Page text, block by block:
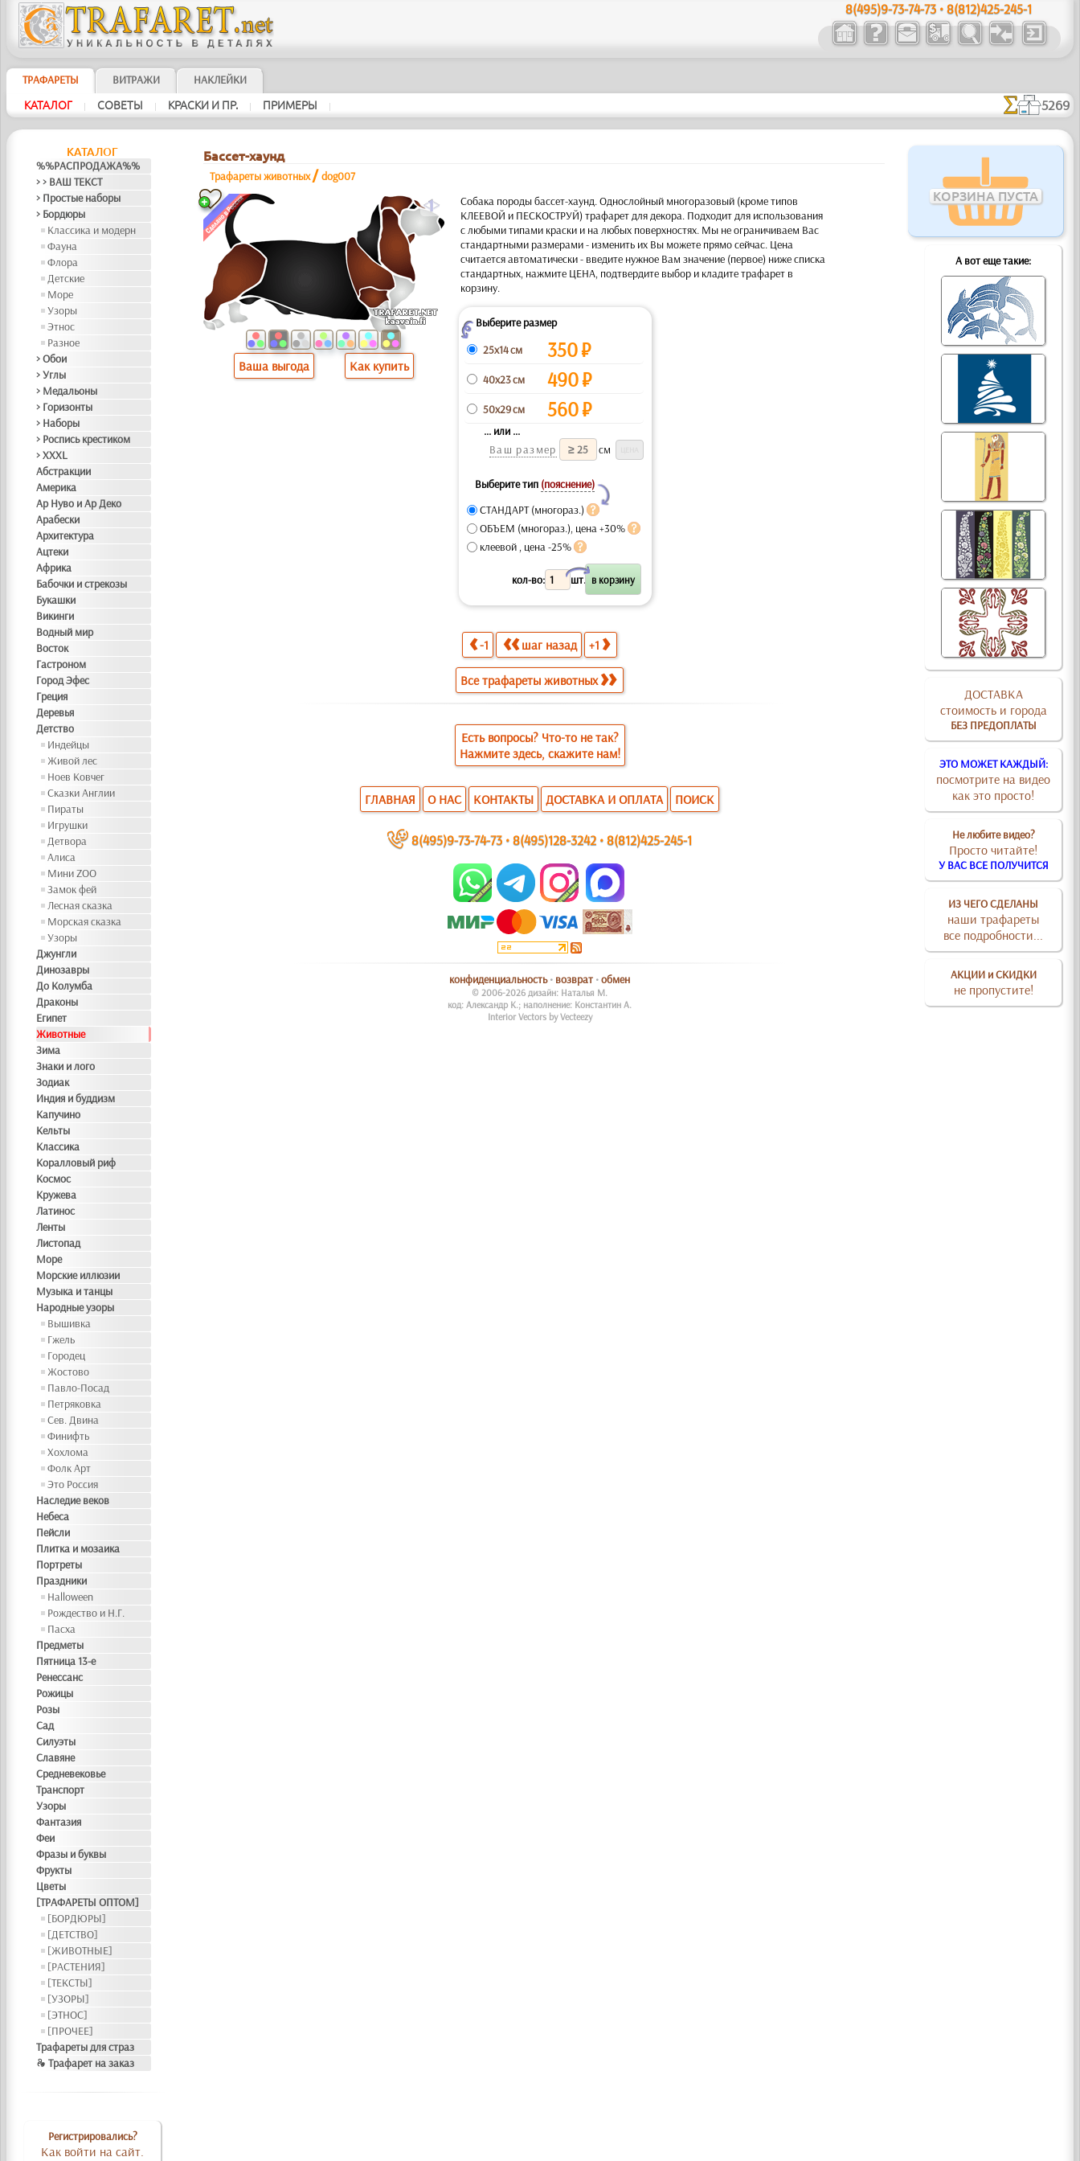
8(495)9-73-74-73 • 8(812)425-245-1
ТРАФАРЕТЫ ВИТРАЖИ НАКЛЕЙКИ
КАТАЛОГ | СОВЕТЫ | КРАСКИ И ПР. | ПРИМЕРЫ | 5269
КАТАЛОГ
%%РАСПРОДАЖА%%
> > ВАШ ТЕКСТ
> Простые наборы
> Бордюры
Классика и модерн
Фауна
Флора
Детские
Море
Узоры
Этнос
Разное
> Обои
> Углы
> Медальоны
> Горизонты
> Наборы
> Роспись крестиком
> XXXL
Абстракции
Америка
Ар Нуво и Ар Деко
Арабески
Архитектура
Ацтеки
Африка
Бабочки и стрекозы
Букашки
Викинги
Водный мир
Восток
Гастроном
Город Эфес
Греция
Деревья
Детство
Индейцы
Живой лес
Ноев Ковчег
Сказки Англии
Пираты
Игрушки
Детвора
Алиса
Мини ZOO
Замок фей
Лесная сказка
Морская сказка
Узоры
Джунгли
Динозавры
До Колумба
Драконы
Египет
Животные
Зима
Знаки и лого
Зодиак
Индия и буддизм
Капучино
Кельты
Классика
Коралловый риф
Космос
Кружева
Латинос
Ленты
Листопад
Море
Морские иллюзии
Музыка и танцы
Народные узоры
Вышивка
Гжель
Городец
Жостово
Павло-Посад
Петряковка
Сев. Двина
Финифть
Хохлома
Фолк Арт
Это Россия
Наследие веков
Небеса
Пейсли
Плитка и мозаика
Портреты
Праздники
Halloween
Рождество и Н.Г.
Пасха
Предметы
Пятница 13-е
Ренессанс
Рожицы
Розы
Сад
Силуэты
Славяне
Средневековье
Транспорт
Узоры
Фантазия
Феи
Фразы и буквы
Фрукты
Цветы
[ТРАФАРЕТЫ ОПТОМ]
[БОРДЮРЫ]
[ДЕТСТВО]
[ЖИВОТНЫЕ]
[РАСТЕНИЯ]
[ТЕКСТЫ]
[УЗОРЫ]
[ЭТНОС]
[ПРОЧЕЕ]
Трафареты для страз
❧ Трафарет на заказ
Регистрировались?
Как войти на сайт.
КОРЗИНА ПУСТА
А вот еще такие:
ДОСТАВКА
стоимость и города
БЕЗ ПРЕДОПЛАТЫ
ЭТО МОЖЕТ КАЖДЫЙ:
посмотрите на видео
как это просто!
Не любите видео?
Просто читайте!
У ВАС ВСЕ ПОЛУЧИТСЯ
ИЗ ЧЕГО СДЕЛАНЫ
наши трафареты
все подробности...
АКЦИИ и СКИДКИ
не пропустите!
Бассет-хаунд
Трафареты животных /dog007
a
Ваша выгода Как купить
Собака породы бассет-хаунд. Однослойный многоразовый (кроме типов
КЛЕЕВОЙ и ПЕСКОСТРУЙ) трафарет для декора. Подходит для использования
с любыми типами краски и на любых поверхностях. Мы не ограничиваем Вас
стандартными размерами - изменить их Вы можете прямо сейчас. Цена
считается автоматически - введите нужное Вам значение (первое) ниже списка
стандартных, нажмите ЦЕНА, подтвердите выбор и кладите трафарет в
корзину.
ZВыберите размер
25x14 см
350₽
40x23 см 490₽
50x29 см 560₽
... или ...
Ваш размер
см
Выберите тип (пояснение)
Y
СТАНДАРТ (многораз.)
ОБЪЕМ (многораз.), цена +30%
клеевой , цена -25%
кол-во: шт.
X
-1 шаг назад +1
Все трафареты животных
Есть вопросы? Что-то не так?
Нажмите здесь, скажите нам!
ГЛАВНАЯ О НАС КОНТАКТЫ ДОСТАВКА И ОПЛАТА ПОИСК
~ 8(495)9-73-74-73 •8(495)128-3242 •8(812)425-245-1
конфиденциальность• возврат •обмен
© 2006-2026 дизайн: Наталья М.
код: Александр К.; наполнение: Константин А.
Interior Vectors by Vecteezy